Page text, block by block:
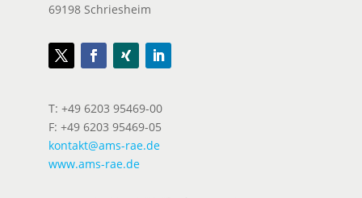
69198 Schriesheim
T: +49 6203 95469-00
F: +49 6203 95469-05
kontakt@ams-rae.de
www.ams-rae.de